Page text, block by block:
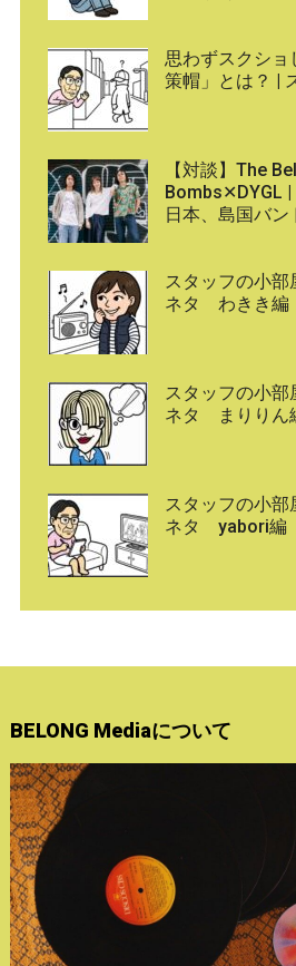
思わずスクショ
策帽」とは？ |
【対談】The
Bombs✕DYGL |
日本、島国バ
スタッフの小部
ネタ わきき編
スタッフの小部
ネタ まりりん
スタッフの小部
ネタ yabori編
BELONG Mediaについて